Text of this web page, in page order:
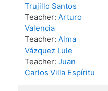
Trujillo Santos
Teacher: Arturo
Valencia
Teacher: Alma
Vázquez Lule
Teacher: Juan
Carlos Villa Espíritu